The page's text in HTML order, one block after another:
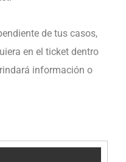
de tus casos,
en el ticket dentro
información o